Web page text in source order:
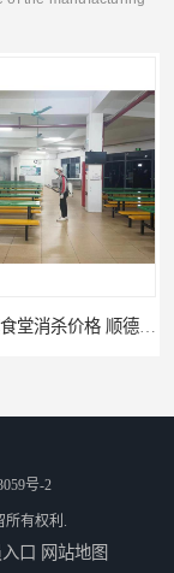
号-2
所有权利.
口 网站地图